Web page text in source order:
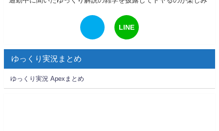
LINE
ゆっくり実況まとめ
ゆっくり実況 Apexまとめ